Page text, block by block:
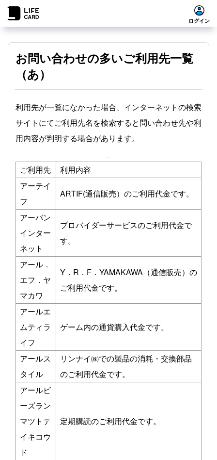
ログイン
お問い合わせの多いご利用先一覧
（あ）
利用先が一覧になかった場合、インターネットの検索
サイトにてご利用先名を検索すると問い合わせ先や利
用内容が判明する場合があります。
ご利用先
利用内容
アーテイ
フ
ARTIF(通信販売）のご利用代金です。
アーバン
インター
ネット
プロバイダーサービスのご利用代金で
す。
アール．
エフ．ヤ
マカワ
Y．R．F．YAMAKAWA（通信販売）の
ご利用代金です。
アールエ
ムティラ
イフ
ゲーム内の通貨購入代金です。
アールス
タイル
リンナイ㈱での製品の消耗・交換部品
のご利用代金です。
アールビ
ーズラン
マツトテ
イキコウ
ド
定期購読のご利用代金です。